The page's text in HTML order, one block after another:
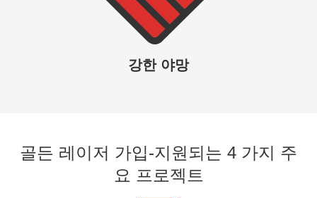
강한 야망
골든 레이저 가입-지원되는 4 가지 주
요 프로젝트